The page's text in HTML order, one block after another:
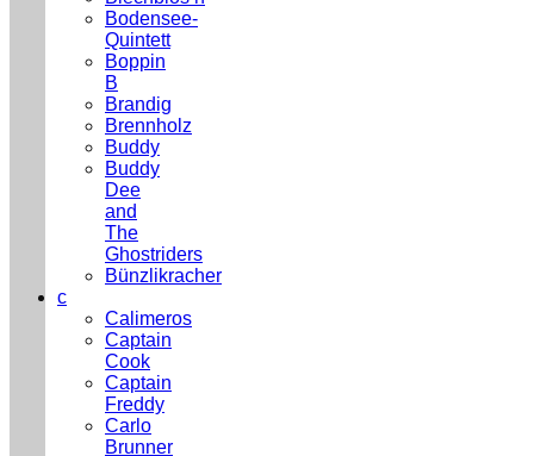
Bodensee-
Quintett
Boppin
B
Brandig
Brennholz
Buddy
Buddy
Dee
and
The
Ghostriders
Bünzlikracher
c
Calimeros
Captain
Cook
Captain
Freddy
Carlo
Brunner